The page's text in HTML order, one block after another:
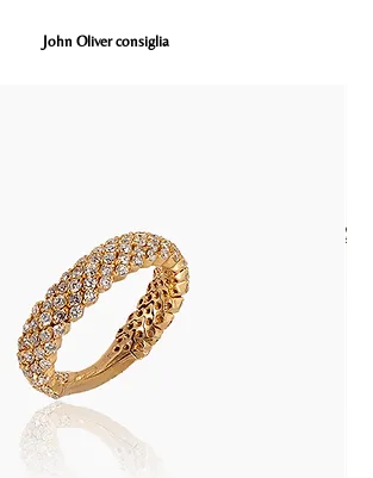
John Oliver consiglia